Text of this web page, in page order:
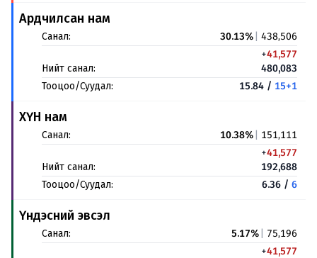
Ардчилсан нам
Санал: 30.13% 438,506
Нийт санал:
+41,577
480,083
Тооцоо/Суудал:
15.84 / 15+1
ХҮН нам
Санал: 10.38% 151,111
Нийт санал:
+41,577
192,688
Тооцоо/Суудал:
6.36 / 6
Үндэсний эвсэл
Санал: 5.17% 75,196
+41,577